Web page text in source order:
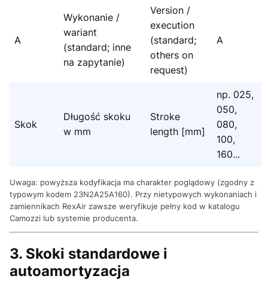
A
Wykonanie /
wariant
(standard; inne
na zapytanie)
Version /
execution
(standard;
others on
request)
A
Skok
Długość skoku
w mm
Stroke
length [mm]
np. 025,
050,
080,
100,
160...
Uwaga: powyższa kodyfikacja ma charakter poglądowy (zgodny z
typowym kodem 23N2A25A160). Przy nietypowych wykonaniach i
zamiennikach RexAir zawsze weryfikuje pełny kod w katalogu
Camozzi lub systemie producenta.
3. Skoki standardowe i
autoamortyzacja